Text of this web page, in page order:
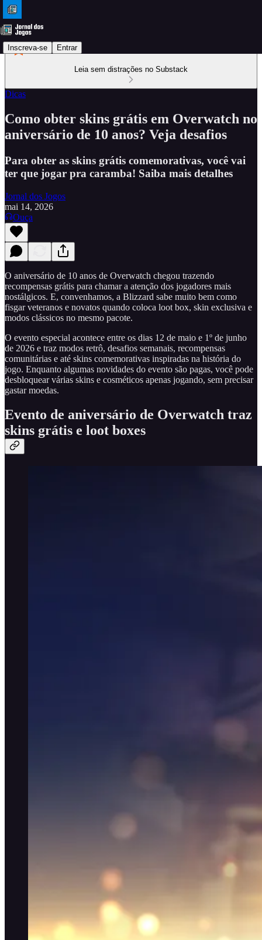
Inscreva-se Entrar
Leia sem distrações no Substack
Dicas
Como obter skins grátis em Overwatch no
aniversário de 10 anos? Veja desafios
Para obter as skins grátis comemorativas, você vai
ter que jogar pra caramba! Saiba mais detalhes
Jornal dos Jogos
mai 14, 2026
Ouça
O aniversário de 10 anos de Overwatch chegou trazendo
recompensas grátis para chamar a atenção dos jogadores mais
nostálgicos. E, convenhamos, a Blizzard sabe muito bem como
fisgar veteranos e novatos quando coloca loot box, skin exclusiva e
modos clássicos no mesmo pacote.
O evento especial acontece entre os dias 12 de maio e 1º de junho
de 2026 e traz modos retrô, desafios semanais, recompensas
comunitárias e até skins comemorativas inspiradas na história do
jogo. Enquanto algumas novidades do evento são pagas, você pode
desbloquear várias skins e cosméticos apenas jogando, sem precisar
gastar moedas.
Evento de aniversário de Overwatch traz
skins grátis e loot boxes